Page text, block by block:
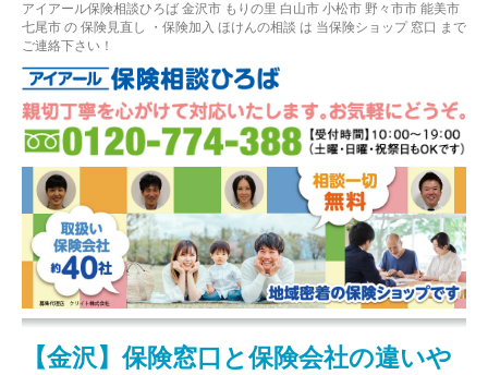
アイアール保険相談ひろば 金沢市 もりの里 白山市 小松市 野々市市 能美市
七尾市 の 保険見直し ・保険加入 ほけんの相談 は 当保険ショップ 窓口 まで
ご連絡下さい！
【金沢】保険窓口と保険会社の違いや